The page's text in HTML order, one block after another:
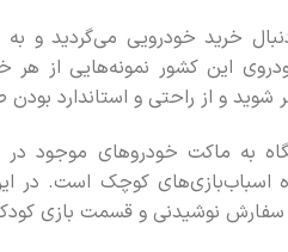
خرید خودرویی می‌گردید و
این کشور نمونه‌هایی از
شوید و از راحتی و استاندارد بودن
به ماکت خودروهای
اسباب‌بازی‌های کوچک است. در
سفارش نوشیدنی و قسمت بازی